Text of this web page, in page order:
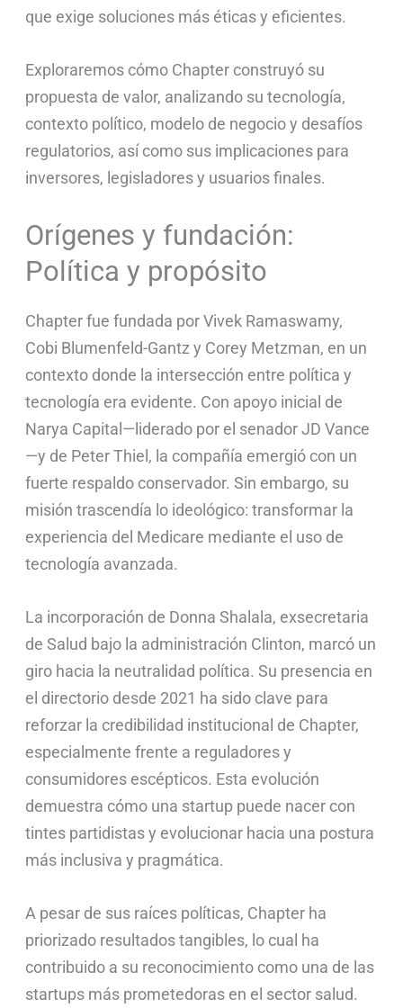
que exige soluciones más éticas y eficientes.
Exploraremos cómo Chapter construyó su
propuesta de valor, analizando su tecnología,
contexto político, modelo de negocio y desafíos
regulatorios, así como sus implicaciones para
inversores, legisladores y usuarios finales.
Orígenes y fundación:
Política y propósito
Chapter fue fundada por Vivek Ramaswamy,
Cobi Blumenfeld-Gantz y Corey Metzman, en un
contexto donde la intersección entre política y
tecnología era evidente. Con apoyo inicial de
Narya Capital—liderado por el senador JD Vance
—y de Peter Thiel, la compañía emergió con un
fuerte respaldo conservador. Sin embargo, su
misión trascendía lo ideológico: transformar la
experiencia del Medicare mediante el uso de
tecnología avanzada.
La incorporación de Donna Shalala, exsecretaria
de Salud bajo la administración Clinton, marcó un
giro hacia la neutralidad política. Su presencia en
el directorio desde 2021 ha sido clave para
reforzar la credibilidad institucional de Chapter,
especialmente frente a reguladores y
consumidores escépticos. Esta evolución
demuestra cómo una startup puede nacer con
tintes partidistas y evolucionar hacia una postura
más inclusiva y pragmática.
A pesar de sus raíces políticas, Chapter ha
priorizado resultados tangibles, lo cual ha
contribuido a su reconocimiento como una de las
startups más prometedoras en el sector salud.